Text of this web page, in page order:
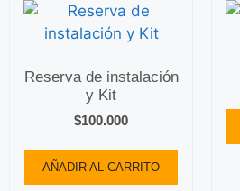
Reserva de instalación
y Kit
$100.000
AÑADIR AL CARRITO